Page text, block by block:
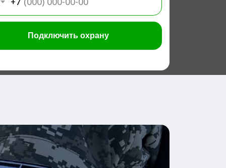
время дня и ночи, это
у клиентов
в том, что они
получить помощь в
ситуации.